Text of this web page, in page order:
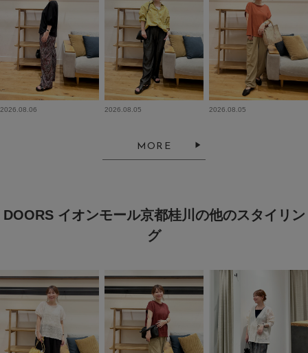
2026.08.06 2026.08.05 2026.08.05
MORE
DOORS イオンモール京都桂川の他のスタイリン
グ